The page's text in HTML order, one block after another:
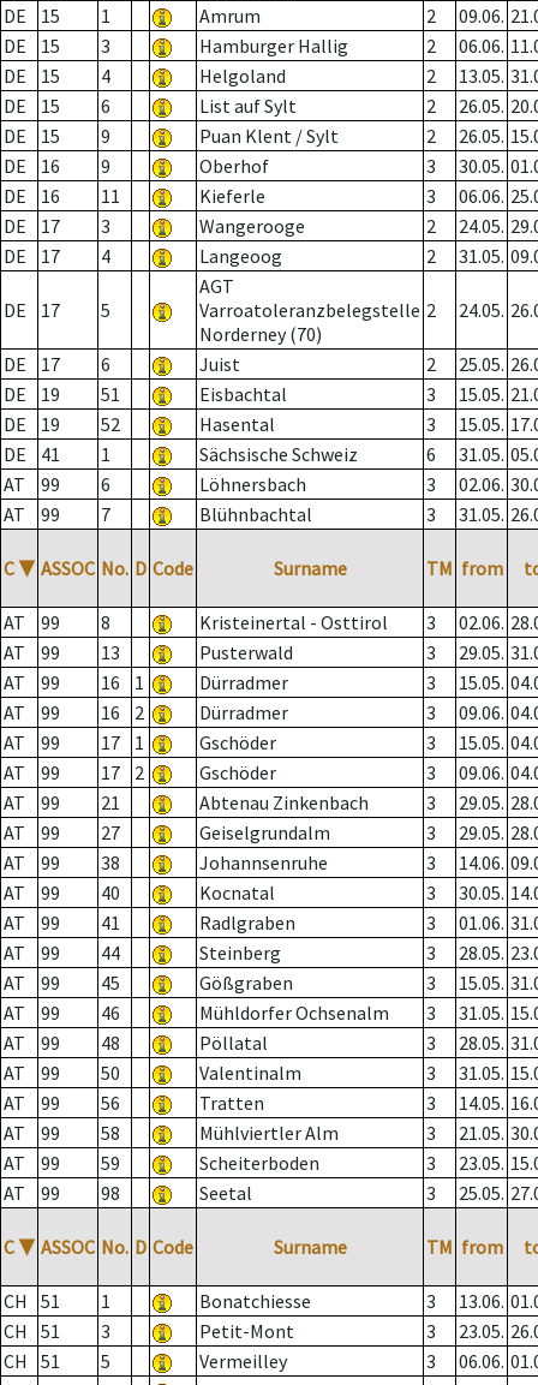
DE
15 1 Amrum 2 09.06.
DE
15 3 Hamburger Hallig 2 06.06.
DE
15 4 Helgoland 2 13.05.
DE
15 6 List auf Sylt 2 26.05.
DE
15 9 Puan Klent / Sylt 2 26.05.
DE
16 9 Oberhof 3 30.05.
DE
16 11 Kieferle 3 06.06.
DE
17 3 Wangerooge 2 24.05.
DE
17 4 Langeoog 2 31.05.
DE 17 5
AGT
Varroatoleranzbelegstelle
Norderney (70)
2 24.05.
DE 17 6 Juist 2 25.05.
DE
19 51 Eisbachtal 3 15.05.
DE
19 52 Hasental 3 15.05.
DE
41 1 Sächsische Schweiz 6 31.05.
AT
99 6 Löhnersbach 3 02.06.
AT
99 7 Blühnbachtal 3 31.05.
C ▼ ASSOC No. D Code Surname TM from
AT 99 8 Kristeinertal - Osttirol 3 02.06.
AT
99 13 Pusterwald 3 29.05.
AT
99 16 1 Dürradmer 3 15.05.
AT
99 16 2 Dürradmer 3 09.06.
AT
99 17 1 Gschöder 3 15.05.
AT
99 17 2 Gschöder 3 09.06.
AT
99 21 Abtenau Zinkenbach 3 29.05.
AT
99 27 Geiselgrundalm 3 29.05.
AT
99 38 Johannsenruhe 3 14.06.
AT
99 40 Kocnatal 3 30.05.
AT
99 41 Radlgraben 3 01.06.
AT
99 44 Steinberg 3 28.05.
AT
99 45 Gößgraben 3 15.05.
AT
99 46 Mühldorfer Ochsenalm 3 31.05.
AT
99 48 Pöllatal 3 28.05.
AT
99 50 Valentinalm 3 31.05.
AT
99 56 Tratten 3 14.05.
AT
99 58 Mühlviertler Alm 3 21.05.
AT
99 59 Scheiterboden 3 23.05.
AT
99 98 Seetal 3 25.05.
C ▼ ASSOC No. D Code Surname TM from
CH 51 1 Bonatchiesse 3 13.06.
CH
51 3 Petit-Mont 3 23.05.
CH
51 5 Vermeilley 3 06.06.